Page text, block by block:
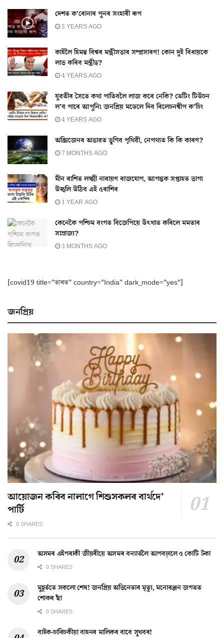
দেশত ক’ৰোনাৰ পুনৰ সংহাৰী ৰূপ
5 YEARS AGO
কাইলৈ হিমন্ত বিশ্বৰ মন্ত্ৰীসভাৰ সম্প্ৰসাৰণ! কোন দুই বিধায়কে
লাভ কৰিব মন্ত্ৰীত্ব?
4 YEARS AGO
যুৱতীৰ সৈতে কথা পাতিবলৈ লাজ কৰে নেকি? ডেটিং টিউচন
ল’ব পাৰে আপুনি৷ জনপ্ৰিয় মডেলে দিব ৰিলেচনশ্বীপ ক’চিং
4 YEARS AGO
অক্সিজেনৰ অভাৱত ভুগিব পৃথিৱী, নেপথ্যত কি কি কাৰণ?
7 MONTHS AGO
মীন ৰাশিত লক্ষ্মী নাৰায়ণ ৰাজযোগ, আগন্তুক সপ্তাহত ভাগ্য
উজ্বলি উঠিব এই ৫ৰাশিৰ
1 YEAR AGO
কেনেকৈ পশ্চিম বংগত বিজেপিয়ে উৎখাত কৰিলে মমতাৰ
সাম্ৰাজ্য?
3 MONTHS AGO
[covid19 title=”ভাৰত” country=”India” dark_mode=”yes”]
জনপ্ৰিয়
আয়োজন কৰিব নালাগে শিশুসকলৰ বাৰ্থদে’
পাৰ্টি
0 SHARES
অসমৰ এইগৰাকী জীয়ৰীয়ে অসমৰ বন্যাৰ্তলৈ আগবঢ়ালে ৫ কোটি টকা
0 SHARES
মুহূৰ্ততে সকলো শেষ! জনপ্ৰিয় অভিনেতাৰ মৃত্যু, মনোৰঞ্জন জগতত
শোকৰ ছাঁ
0 SHARES
বাইক-চাৰিচকীয়া বাহনৰ মালিকৰ বাবে সুখবৰ!